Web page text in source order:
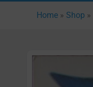
Home » Shop »